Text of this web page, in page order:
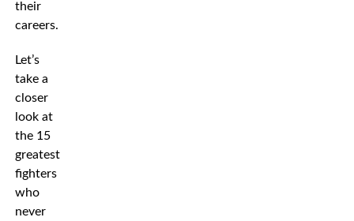
their
careers.
Let’s
take a
closer
look at
the 15
greatest
fighters
who
never